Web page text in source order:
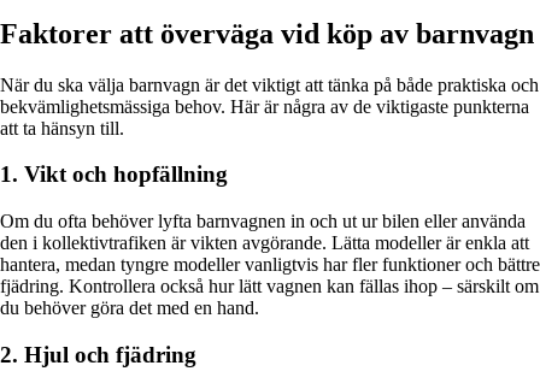
Faktorer att överväga vid köp av barnvagn
När du ska välja barnvagn är det viktigt att tänka på både praktiska och
bekvämlighetsmässiga behov. Här är några av de viktigaste punkterna
att ta hänsyn till.
1. Vikt och hopfällning
Om du ofta behöver lyfta barnvagnen in och ut ur bilen eller använda
den i kollektivtrafiken är vikten avgörande. Lätta modeller är enkla att
hantera, medan tyngre modeller vanligtvis har fler funktioner och bättre
fjädring. Kontrollera också hur lätt vagnen kan fällas ihop – särskilt om
du behöver göra det med en hand.
2. Hjul och fjädring